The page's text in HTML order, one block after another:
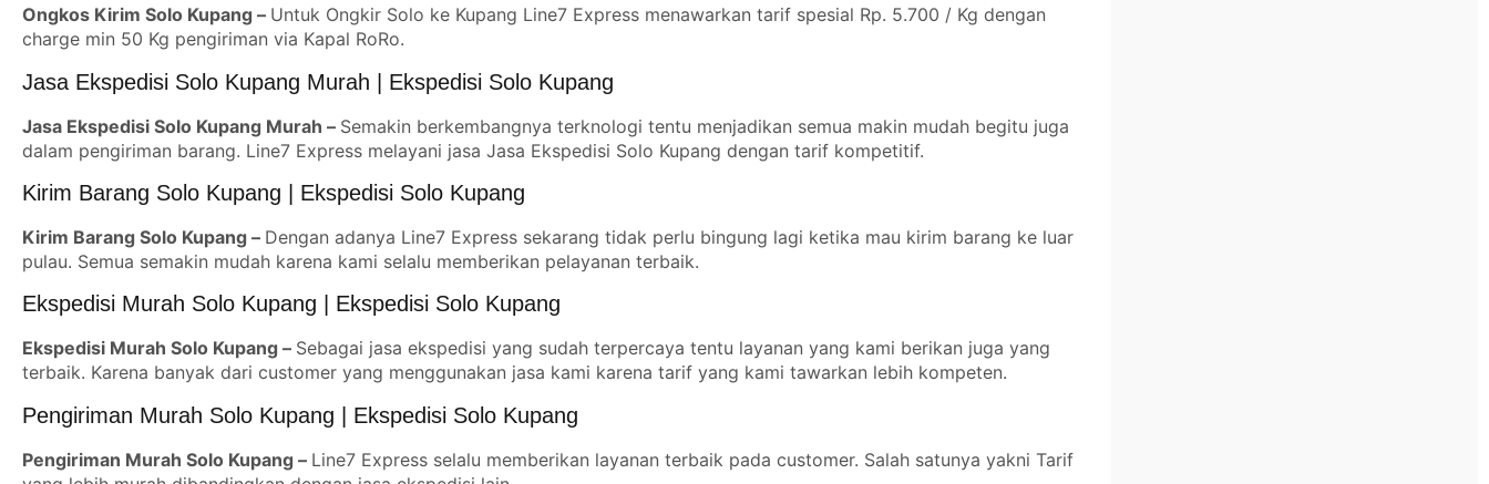
Ongkos Kirim Solo Kupang – Untuk Ongkir Solo ke Kupang Line7 Express menawarkan tarif spesial Rp. 5.700 / Kg dengan
charge min 50 Kg pengiriman via Kapal RoRo.
Jasa Ekspedisi Solo Kupang Murah | Ekspedisi Solo Kupang
Jasa Ekspedisi Solo Kupang Murah – Semakin berkembangnya terknologi tentu menjadikan semua makin mudah begitu juga
dalam pengiriman barang. Line7 Express melayani jasa Jasa Ekspedisi Solo Kupang dengan tarif kompetitif.
Kirim Barang Solo Kupang | Ekspedisi Solo Kupang
Kirim Barang Solo Kupang – Dengan adanya Line7 Express sekarang tidak perlu bingung lagi ketika mau kirim barang ke luar
pulau. Semua semakin mudah karena kami selalu memberikan pelayanan terbaik.
Ekspedisi Murah Solo Kupang | Ekspedisi Solo Kupang
Ekspedisi Murah Solo Kupang – Sebagai jasa ekspedisi yang sudah terpercaya tentu layanan yang kami berikan juga yang
terbaik. Karena banyak dari customer yang menggunakan jasa kami karena tarif yang kami tawarkan lebih kompeten.
Pengiriman Murah Solo Kupang | Ekspedisi Solo Kupang
Pengiriman Murah Solo Kupang – Line7 Express selalu memberikan layanan terbaik pada customer. Salah satunya yakni Tarif